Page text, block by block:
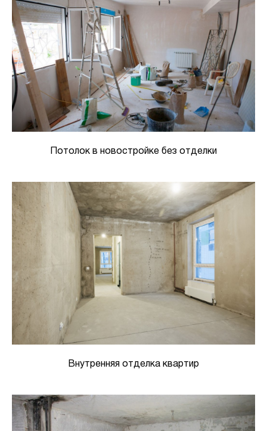
Потолок в новостройке без отделки
Внутренняя отделка квартир